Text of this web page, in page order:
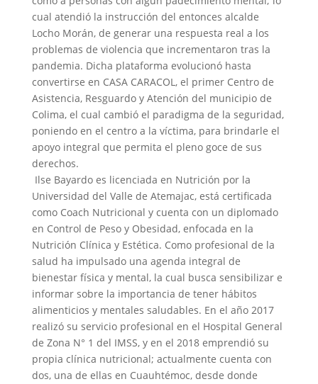
cual atendió la instrucción del entonces alcalde
Locho Morán, de generar una respuesta real a los
problemas de violencia que incrementaron tras la
pandemia. Dicha plataforma evolucionó hasta
convertirse en CASA CARACOL, el primer Centro de
Asistencia, Resguardo y Atención del municipio de
Colima, el cual cambió el paradigma de la seguridad,
poniendo en el centro a la víctima, para brindarle el
apoyo integral que permita el pleno goce de sus
derechos.
Ilse Bayardo es licenciada en Nutrición por la
Universidad del Valle de Atemajac, está certificada
como Coach Nutricional y cuenta con un diplomado
en Control de Peso y Obesidad, enfocada en la
Nutrición Clínica y Estética. Como profesional de la
salud ha impulsado una agenda integral de
bienestar física y mental, la cual busca sensibilizar e
informar sobre la importancia de tener hábitos
alimenticios y mentales saludables. En el año 2017
realizó su servicio profesional en el Hospital General
de Zona N° 1 del IMSS, y en el 2018 emprendió su
propia clínica nutricional; actualmente cuenta con
dos, una de ellas en Cuauhtémoc, desde donde